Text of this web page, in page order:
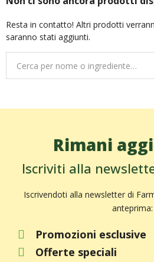
Resta in contatto! Altri prodotti
saranno stati aggiunti.
Rimani
Iscriviti alla
Iscrivendoti alla newsletter di
anteprima:
Promozioni esclusive
Offerte speciali